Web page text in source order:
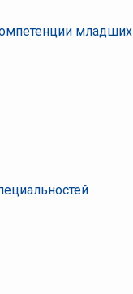
младших